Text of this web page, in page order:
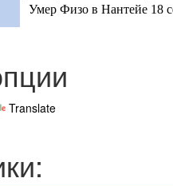
Умер Физо в Нантейе 18
Translate